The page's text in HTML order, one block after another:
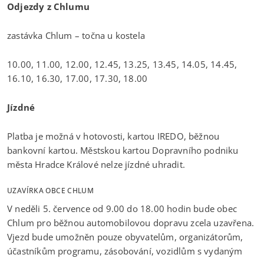
Odjezdy z Chlumu
zastávka Chlum – točna u kostela
10.00, 11.00, 12.00, 12.45, 13.25, 13.45, 14.05, 14.45,
16.10, 16.30, 17.00, 17.30, 18.00
Jízdné
Platba je možná v hotovosti, kartou IREDO, běžnou
bankovní kartou. Městskou kartou Dopravního podniku
města Hradce Králové nelze jízdné uhradit.
UZAVÍRKA OBCE CHLUM
V neděli 5. července od 9.00 do 18.00 hodin bude obec
Chlum pro běžnou automobilovou dopravu zcela uzavřena.
Vjezd bude umožněn pouze obyvatelům, organizátorům,
účastníkům programu, zásobování, vozidlům s vydaným